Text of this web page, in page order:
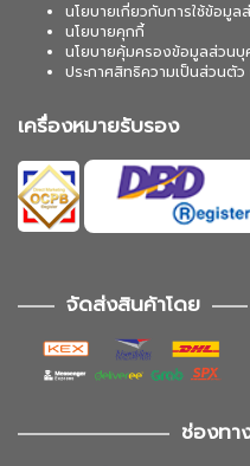
นโยบายเกี่ยวกับการใช้ข้อมู
นโยบายคุกกี้
นโยบายคุ้มครองข้อมูลส่วนบุ
ประกาศสิทธิความเป็นส่วนตั
เครื่องหมายรับรอง
จัดส่งสินค้าโดย
ช่องทา